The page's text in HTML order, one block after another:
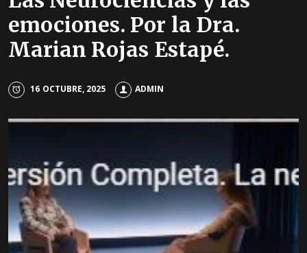
emociones. Por la Dra.
Marian Rojas Estapé.
16 OCTUBRE, 2025 ADMIN